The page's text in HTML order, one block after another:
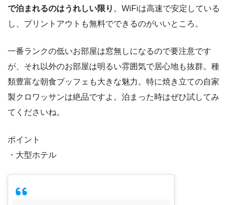
で泊まれるのはうれしい限り 。WiFiは高速で安定している
し、プリントアウトも無料でできるのがいいところ。
一番ランクの低いお部屋は窓無しになるので要注意です
が、それ以外のお部屋は明るい雰囲気で居心地も抜群。種
類豊富な朝食ブッフェも大きな魅力。特に焼き立ての自家
製クロワッサンは絶品ですよ。泊まった時はぜひ試してみ
てくださいね。
ポイント
・大型ホテル